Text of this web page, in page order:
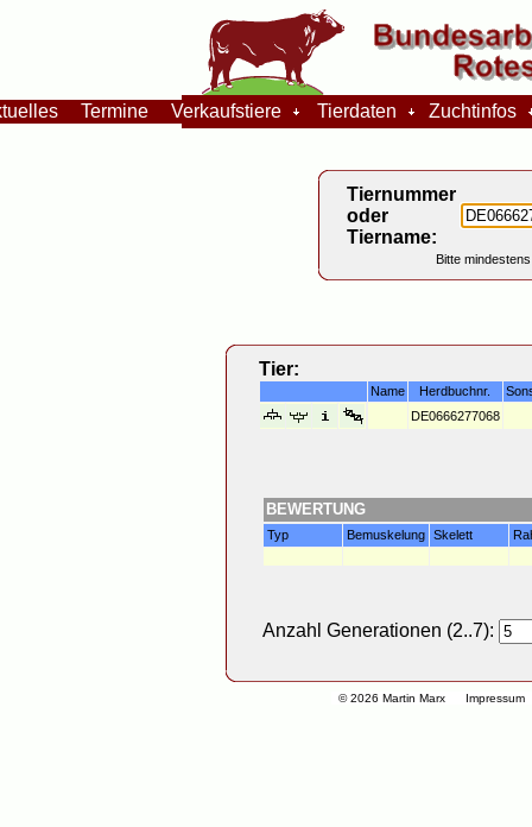
© 2026 Martin Marx Impressum
Termine Verkaufstiere Tierdaten Zuchtinfos
Tiernummer
oder
Tiername:
Bitte
Tier:
Name Herdbuchnr.
DE0666277068
BEWERTUNG
Typ Bemuskelung Skelett
Anzahl Generationen (2..7):